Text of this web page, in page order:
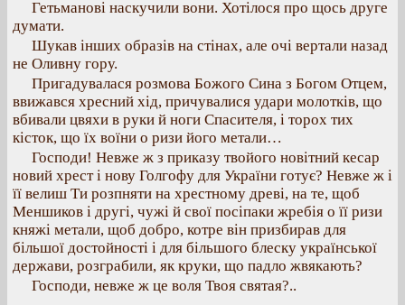
Гетьманові наскучили вони. Хотілося про щось друге
думати.
Шукав інших образів на стінах, але очі вертали назад
не Оливну гору.
Пригадувалася розмова Божого Сина з Богом Отцем,
ввижався хресний хід, причувалися удари молотків, що
вбивали цвяхи в руки й ноги Спасителя, і торох тих
кісток, що їх воїни о ризи його метали…
Господи! Невже ж з приказу твойого новітний кесар
новий хрест і нову Голгофу для України готує? Невже ж і
її велиш Ти розпняти на хрестному древі, на те, щоб
Меншиков і другі, чужі й свої посіпаки жребія о її ризи
княжі метали, щоб добро, котре він призбирав для
більшої достойності і для більшого блеску української
держави, розграбили, як круки, що падло жвякають?
Господи, невже ж це воля Твоя святая?..